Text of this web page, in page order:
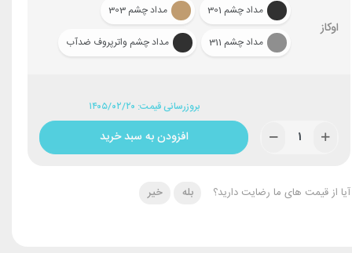
اوکاز
مداد چشم 301 مداد چشم 303
مداد چشم 311 مداد چشم واترپروف ضدآب
بروزرسانی قیمت: ۱۴۰۵/۰۲/۲۰
افزودن به سبد خرید
آیا از قیمت های ما رضایت دارید؟ بله خیر